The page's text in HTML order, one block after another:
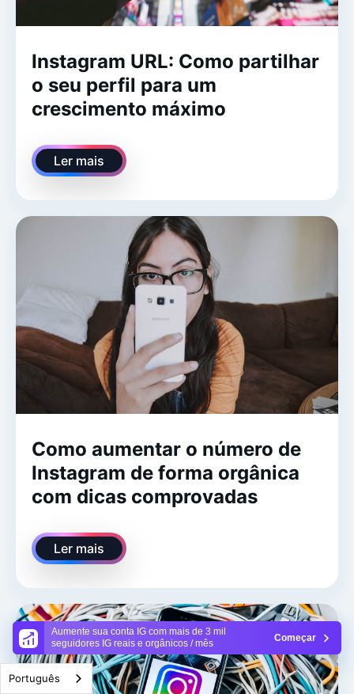
Aumente sua conta IG com mais de 3 mil
seguidores IG reais e orgânicos / mês
Começar
Instagram URL: Como partilhar
o seu perfil para um
crescimento máximo
Ler mais
Como aumentar o número de
Instagram de forma orgânica
com dicas comprovadas
Ler mais
Português